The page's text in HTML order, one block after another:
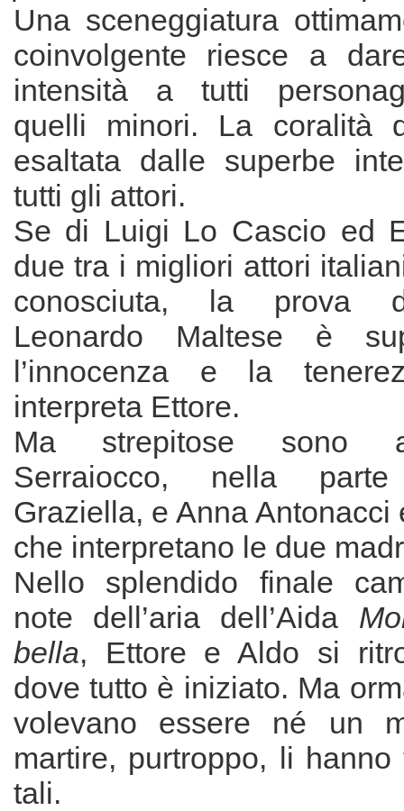
Una sceneggiatura
coinvolgente riesce a
intensità a tutti
quelli minori. La coralità
esaltata dalle superbe
tutti gli attori.
Se di Luigi Lo Cascio ed
due tra i migliori attori
conosciuta, la prova
Leonardo Maltese è
l’innocenza e la
interpreta Ettore.
Ma strepitose sono
Serraiocco, nella parte
Graziella, e Anna Antonacci
che interpretano le due
Nello splendido finale
note dell’aria dell’Aida
bella, Ettore e Aldo si
dove tutto è iniziato. Ma
volevano essere né un
martire, purtroppo, li hanno
tali.